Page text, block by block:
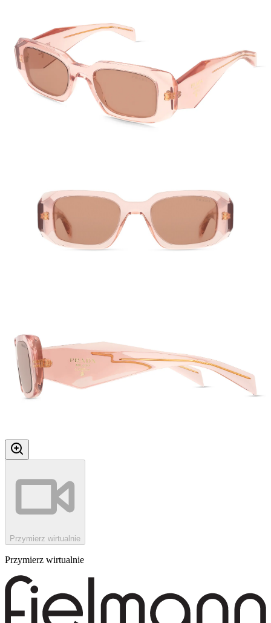
Przymierz wirtualnie
Przymierz wirtualnie